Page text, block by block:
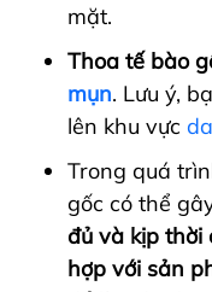
mặt.
Thoa tế bào
mụn. Lưu ý,
lên khu vực
Trong quá
gốc có thể
đủ và kịp thời
hợp với sản